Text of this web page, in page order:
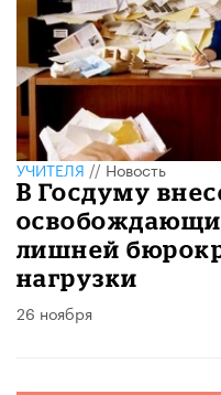
УЧИТЕЛЯ//Новость
В Госдуму
лишней
нагрузки
26 ноября